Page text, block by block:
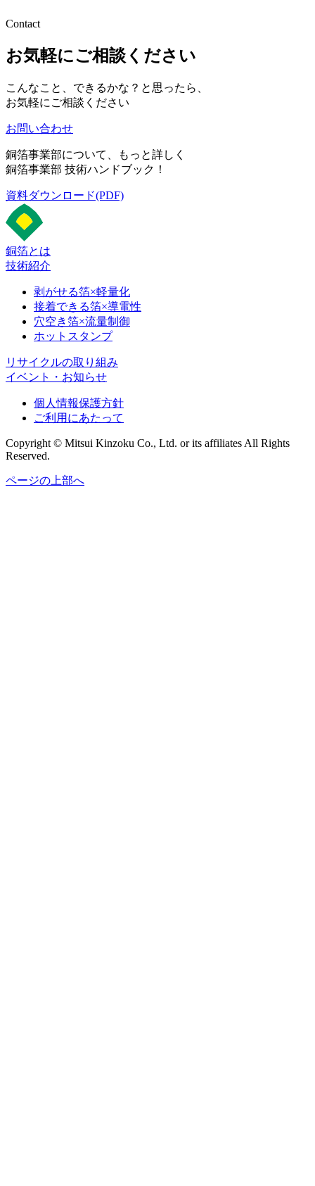
Contact
お気軽にご相談ください
こんなこと、できるかな？と思ったら、
お気軽にご相談ください
お問い合わせ
銅箔事業部について、もっと詳しく
銅箔事業部 技術ハンドブック！
資料ダウンロード(PDF)
銅箔とは
技術紹介
剥がせる箔×軽量化
接着できる箔×導電性
穴空き箔×流量制御
ホットスタンプ
リサイクルの取り組み
イベント・お知らせ
個人情報保護方針
ご利用にあたって
Copyright © Mitsui Kinzoku Co., Ltd. or its affiliates All Rights
Reserved.
ページの上部へ